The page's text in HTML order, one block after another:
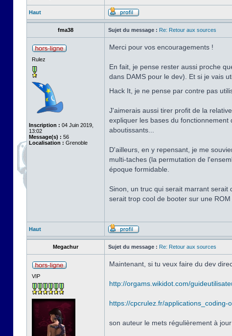
Haut
fma38 Sujet du message : Re: Retour aux sources
Rulez
Inscription : 04 Juin 2019,
13:02
Message(s) : 56
Localisation : Grenoble
Merci pour vos encouragements !
En fait, je pense rester aussi proche
dans DAMS pour le dev). Et si je vais
Hack It, je ne pense par contre pas
J'aimerais aussi tirer profit de la
expliquer les bases du
aboutissants...
D'ailleurs, en y repensant, je me
multi-taches (la permutation de
époque formidable.
Sinon, un truc qui serait marrant
serait trop cool de booter sur une
Haut
Megachur Sujet du message : Re: Retour aux sources
VIP
Maintenant, si tu veux faire du dev
http://orgams.wikidot.com/
https://cpcrulez.fr/applications_coding-
son auteur le mets régulièrement à